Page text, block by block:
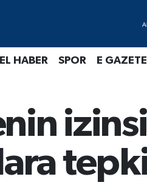
HABER SPOR E GAZETE